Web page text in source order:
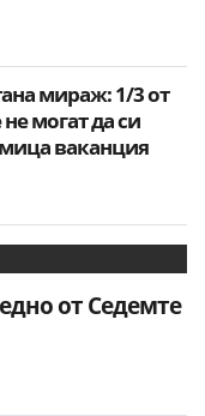
мираж: 1/3 от
могат да си
ваканция
от Седемте